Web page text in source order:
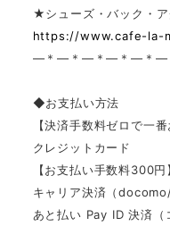
★シューズ・バック・
https://www.cafe-la-
—＊—＊—＊—＊—＊—
◆お支払い方法
【決済手数料ゼロで一番
クレジットカード
【お支払い手数料300円
キャリア決済（
あと払い Pay ID 決済（